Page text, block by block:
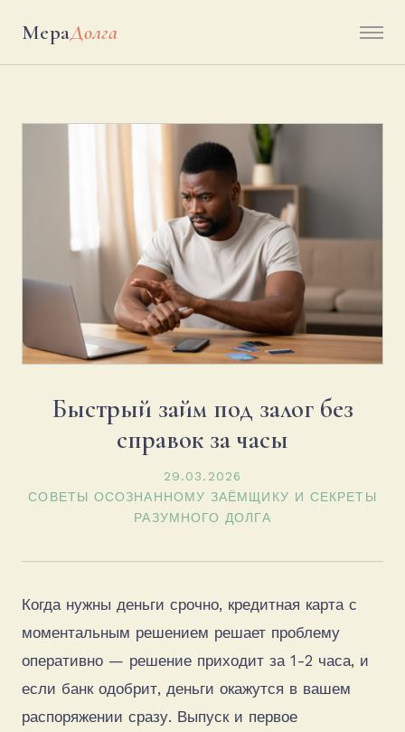
МераДолга
Быстрый займ под залог без
справок за часы
29.03.2026
СОВЕТЫ ОСОЗНАННОМУ ЗАЁМЩИКУ И СЕКРЕТЫ
РАЗУМНОГО ДОЛГА
Когда нужны деньги срочно, кредитная карта с
моментальным решением решает проблему
оперативно — решение приходит за 1-2 часа, и
если банк одобрит, деньги окажутся в вашем
распоряжении сразу. Выпуск и первое